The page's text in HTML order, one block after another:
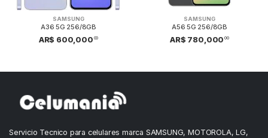
SAMSUNG
A36 5G 256/8GB
AR$ 600,000 00
SAMSUNG
A56 5G 256/8GB
AR$ 780,000 00
Servicio Tecnico para celulares marca SAMSUNG, MOTOROLA, LG,